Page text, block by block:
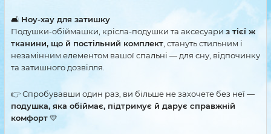
🛋 Ноу-хау для затишку
Подушки-обіймашки, крісла-подушки та аксесуари з тієї ж
тканини, що й постільний комплект , стануть стильним і
незамінним елементом вашої спальні — для сну, відпочинку
та затишного дозвілля.
👉 Спробувавши один раз, ви більше не захочете без неї —
подушка, яка обіймає, підтримує й дарує справжній
комфорт💛